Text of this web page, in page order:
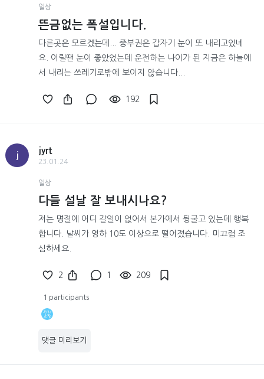
일상
뜬금없는 폭설입니다.
다른곳은 모르겠는데... 중부권은 갑자기 눈이 또 내리고있네
요. 어릴땐 눈이 좋았었는데 운전하는 나이가 된 지금은 하늘에
서 내리는 쓰레기로밖에 보이지 않습니다...
192
j
jyrt
23.01.24
일상
다들 설날 잘 보내시나요?
저는 명절에 어디 갈일이 없어서 본가에서 뒹굴고 있는데 행복
합니다. 날씨가 영하 10도 이상으로 떨어졌습니다. 미끄럼 조
심하세요.
2 1 209
1 participants
댓글 미리보기